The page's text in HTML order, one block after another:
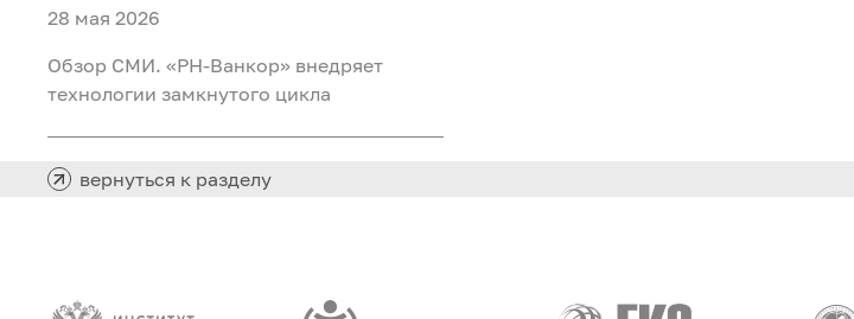
28 мая 2026
Обзор СМИ. «РН-Ванкор» внедряет
технологии замкнутого цикла
вернуться к разделу